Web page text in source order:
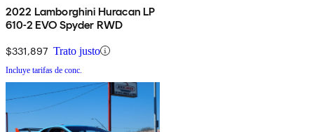
2022 Lamborghini Huracan LP
610-2 EVO Spyder RWD
$331,897 Trato justo
Incluye tarifas de conc.